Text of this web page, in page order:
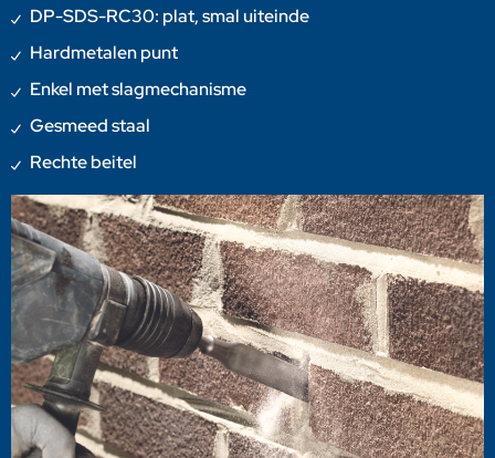
DP-SDS-RC30: plat, smal uiteinde
Hardmetalen punt
Enkel met slagmechanisme
Gesmeed staal
Rechte beitel